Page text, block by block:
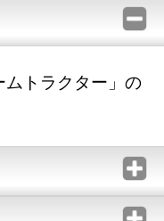
トラクター」の